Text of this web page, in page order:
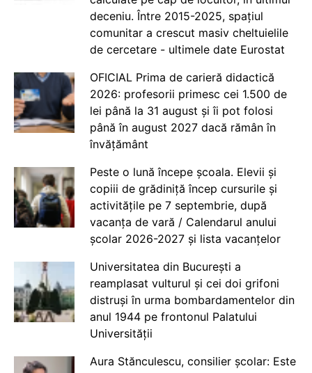
deceniu. Între 2015-2025, spațiul
comunitar a crescut masiv cheltuielile
de cercetare - ultimele date Eurostat
OFICIAL Prima de carieră didactică
2026: profesorii primesc cei 1.500 de
lei până la 31 august și îi pot folosi
până în august 2027 dacă rămân în
învățământ
Peste o lună începe școala. Elevii și
copiii de grădiniță încep cursurile și
activitățile pe 7 septembrie, după
vacanța de vară / Calendarul anului
școlar 2026-2027 și lista vacanțelor
Universitatea din București a
reamplasat vulturul și cei doi grifoni
distruși în urma bombardamentelor din
anul 1944 pe frontonul Palatului
Universității
Aura Stănculescu, consilier școlar: Este